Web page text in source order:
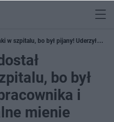
w szpitalu, bo był pijany! Uderzył
bo był
i
mienie